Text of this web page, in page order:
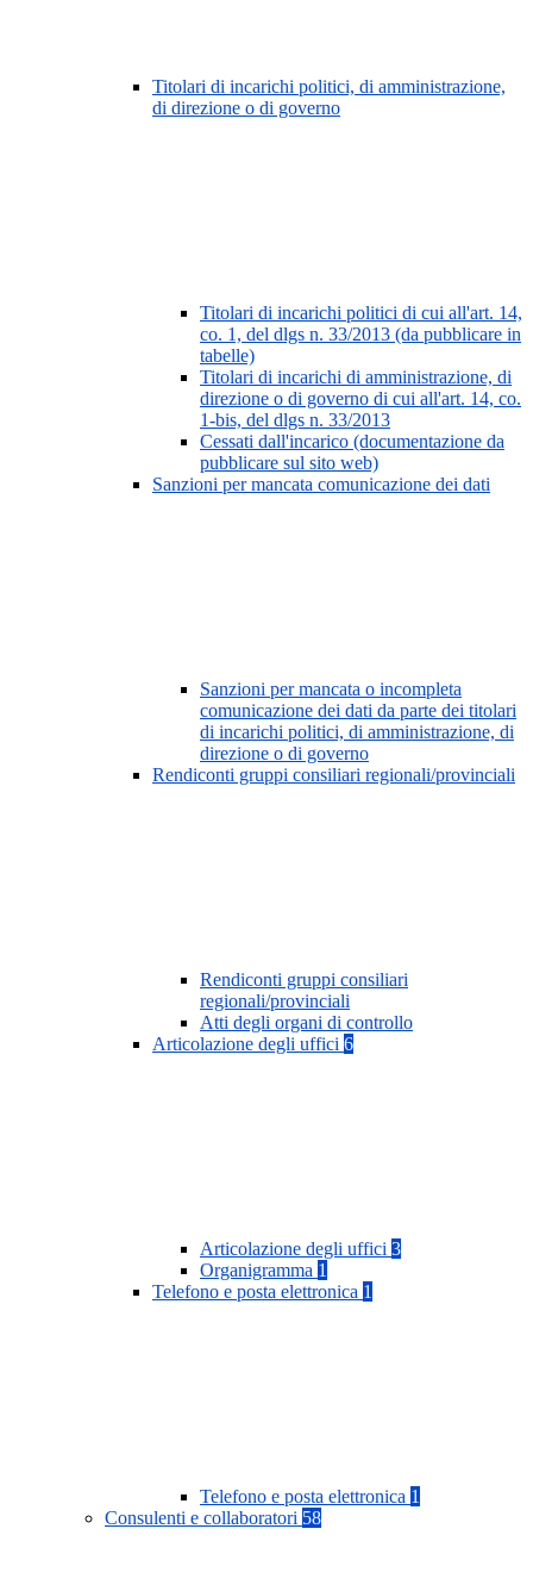
Titolari di incarichi politici, di amministrazione,
di direzione o di governo
Titolari di incarichi politici di cui all'art. 14,
co. 1, del dlgs n. 33/2013 (da pubblicare in
tabelle)
Titolari di incarichi di amministrazione, di
direzione o di governo di cui all'art. 14, co.
1-bis, del dlgs n. 33/2013
Cessati dall'incarico (documentazione da
pubblicare sul sito web)
Sanzioni per mancata comunicazione dei dati
Sanzioni per mancata o incompleta
comunicazione dei dati da parte dei titolari
di incarichi politici, di amministrazione, di
direzione o di governo
Rendiconti gruppi consiliari regionali/provinciali
Rendiconti gruppi consiliari
regionali/provinciali
Atti degli organi di controllo
Articolazione degli uffici 6
Articolazione degli uffici 3
Organigramma 1
Telefono e posta elettronica 1
Telefono e posta elettronica 1
Consulenti e collaboratori 58